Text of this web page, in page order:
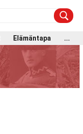
Elämäntapa ...